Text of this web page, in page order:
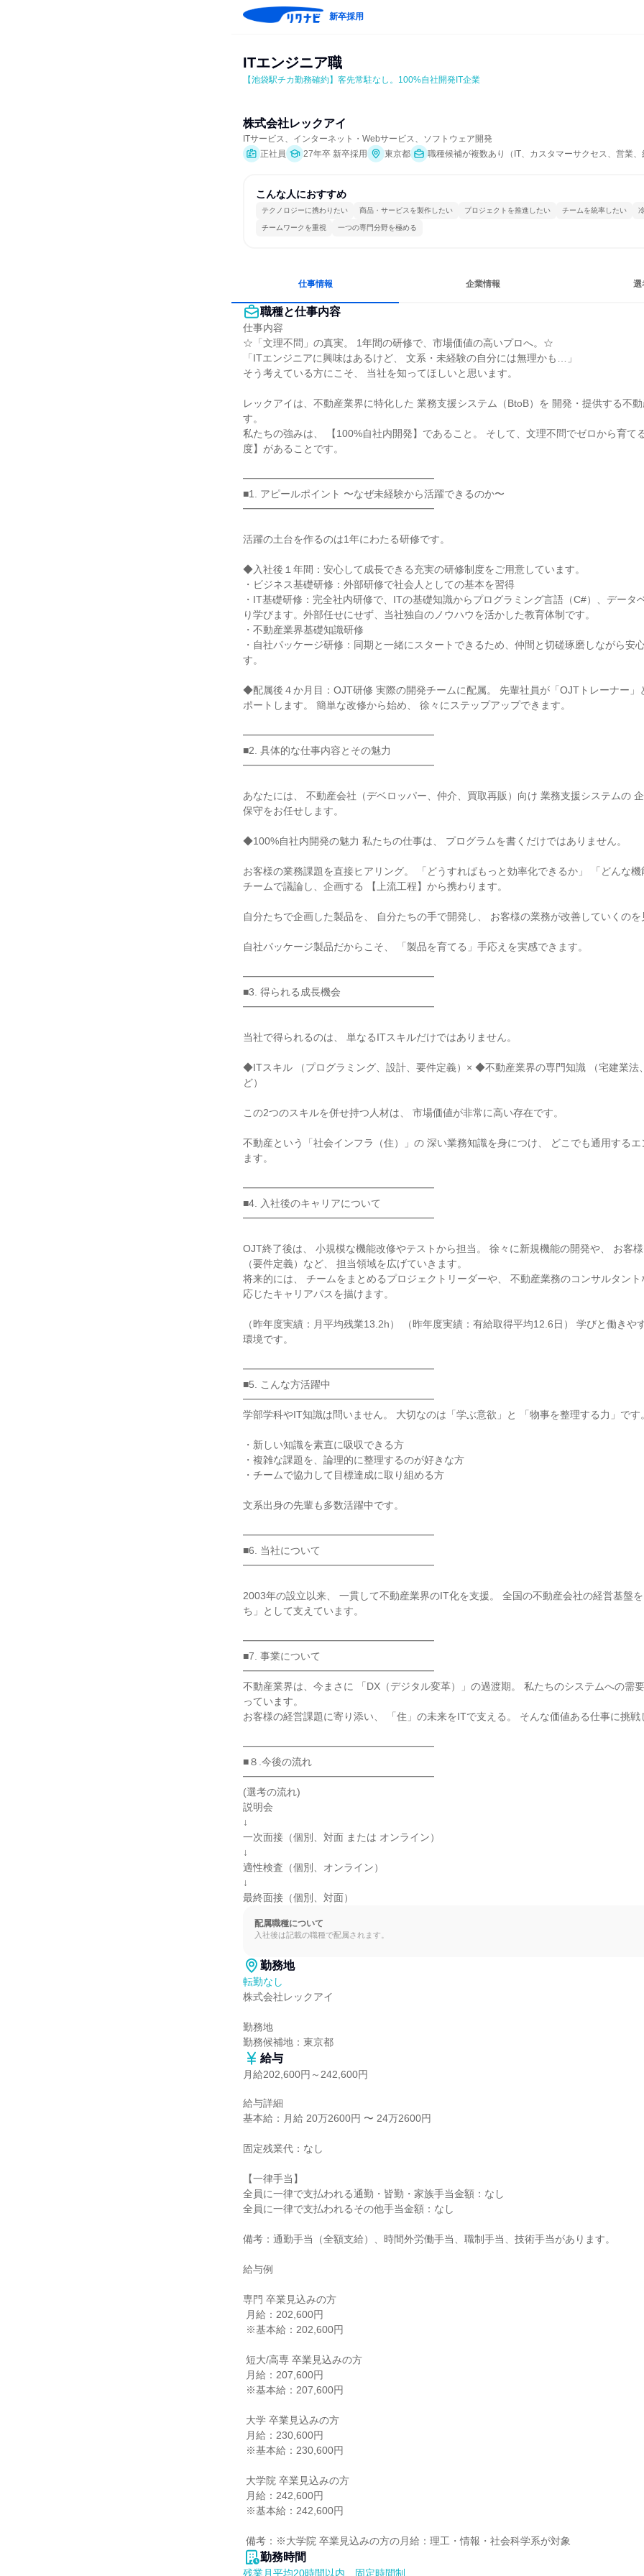
新卒採用
ITエンジニア職
【池袋駅チカ勤務確約】客先常駐なし。100%自社開発IT企業
株式会社レックアイ
ITサービス、インターネット・Webサービス、ソフトウェア開発
正社員
27年卒 新卒採用 東京都 職種候補が複数あり（IT、カスタマーサクセス、営業、
こんな人におすすめ
テクノロジーに携わりたい 商品・サービスを製作したい プロジェクトを推進したい チームを統率したい
チームワークを重視 一つの専門分野を極める
仕事情報 企業情報 選
職種と仕事内容
仕事内容
☆「文理不問」の真実。 1年間の研修で、市場価値の高いプロへ。☆
「ITエンジニアに興味はあるけど、 文系・未経験の自分には無理かも…」
そう考えている方にこそ、 当社を知ってほしいと思います。
レックアイは、不動産業界に特化した 業務支援システム（BtoB）を 開発・提供する不
す。
私たちの強みは、 【100%自社内開発】であること。 そして、文理不問でゼロから育て
度】があることです。
━━━━━━━━━━━━━━━━━━━
■1. アピールポイント 〜なぜ未経験から活躍できるのか〜
━━━━━━━━━━━━━━━━━━━
活躍の土台を作るのは1年にわたる研修です。
◆入社後１年間：安心して成長できる充実の研修制度をご用意しています。
・ビジネス基礎研修：外部研修で社会人としての基本を習得
・IT基礎研修：完全社内研修で、ITの基礎知識からプログラミング言語（C#）、データ
り学びます。外部任せにせず、当社独自のノウハウを活かした教育体制です。
・不動産業界基礎知識研修
・自社パッケージ研修：同期と一緒にスタートできるため、仲間と切磋琢磨しながら安
す。
◆配属後４か月目：OJT研修 実際の開発チームに配属。 先輩社員が「OJTトレーナー」
ポートします。 簡単な改修から始め、 徐々にステップアップできます。
━━━━━━━━━━━━━━━━━━━
■2. 具体的な仕事内容とその魅力
━━━━━━━━━━━━━━━━━━━
あなたには、 不動産会社（デベロッパー、仲介、買取再販）向け 業務支援システムの
保守をお任せします。
◆100%自社内開発の魅力 私たちの仕事は、 プログラムを書くだけではありません。
お客様の業務課題を直接ヒアリング。 「どうすればもっと効率化できるか」 「どんな機
チームで議論し、企画する 【上流工程】から携わります。
自分たちで企画した製品を、 自分たちの手で開発し、 お客様の業務が改善していくのを
自社パッケージ製品だからこそ、 「製品を育てる」手応えを実感できます。
━━━━━━━━━━━━━━━━━━━
■3. 得られる成長機会
━━━━━━━━━━━━━━━━━━━
当社で得られるのは、 単なるITスキルだけではありません。
◆ITスキル （プログラミング、設計、要件定義）× ◆不動産業界の専門知識 （宅建業法
ど）
この2つのスキルを併せ持つ人材は、 市場価値が非常に高い存在です。
不動産という「社会インフラ（住）」の 深い業務知識を身につけ、 どこでも通用する
ます。
━━━━━━━━━━━━━━━━━━━
■4. 入社後のキャリアについて
━━━━━━━━━━━━━━━━━━━
OJT終了後は、 小規模な機能改修やテストから担当。 徐々に新規機能の開発や、 お客
（要件定義）など、 担当領域を広げていきます。
将来的には、 チームをまとめるプロジェクトリーダーや、 不動産業務のコンサルタント
応じたキャリアパスを描けます。
（昨年度実績：月平均残業13.2h） （昨年度実績：有給取得平均12.6日） 学びと働きや
環境です。
━━━━━━━━━━━━━━━━━━━
■5. こんな方活躍中
━━━━━━━━━━━━━━━━━━━
学部学科やIT知識は問いません。 大切なのは「学ぶ意欲」と 「物事を整理する力」です。
・新しい知識を素直に吸収できる方
・複雑な課題を、論理的に整理するのが好きな方
・チームで協力して目標達成に取り組める方
文系出身の先輩も多数活躍中です。
━━━━━━━━━━━━━━━━━━━
■6. 当社について
━━━━━━━━━━━━━━━━━━━
2003年の設立以来、 一貫して不動産業界のIT化を支援。 全国の不動産会社の経営基盤
ち」として支えています。
━━━━━━━━━━━━━━━━━━━
■7. 事業について
━━━━━━━━━━━━━━━━━━━
不動産業界は、今まさに 「DX（デジタル変革）」の過渡期。 私たちのシステムへの需
っています。
お客様の経営課題に寄り添い、 「住」の未来をITで支える。 そんな価値ある仕事に挑戦
━━━━━━━━━━━━━━━━━━━
■８.今後の流れ
━━━━━━━━━━━━━━━━━━━
(選考の流れ)
説明会
↓
一次面接（個別、対面 または オンライン）
↓
適性検査（個別、オンライン）
↓
最終面接（個別、対面）
配属職種について
入社後は記載の職種で配属されます。
勤務地
転勤なし
株式会社レックアイ
勤務地
勤務候補地：東京都
給与
月給202,600円～242,600円
給与詳細
基本給：月給 20万2600円 〜 24万2600円
固定残業代：なし
【一律手当】
全員に一律で支払われる通勤・皆勤・家族手当金額：なし
全員に一律で支払われるその他手当金額：なし
備考：通勤手当（全額支給）、時間外労働手当、職制手当、技術手当があります。
給与例
専門 卒業見込みの方
備考：※大学院 卒業見込みの方の月給：理工・情報・社会科学系が対象
勤務時間
残業月平均20時間以内、固定時間制